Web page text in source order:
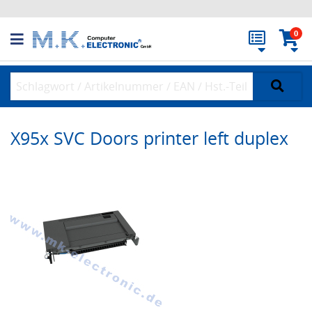
0
X95x SVC Doors printer left duplex